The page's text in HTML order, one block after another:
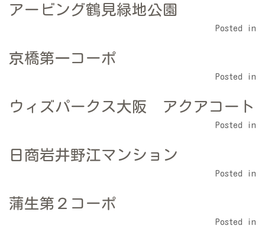
アービング鶴見緑地公園
Posted in
京橋第一コーポ
Posted in
ウィズパークス大阪 アクアコート
Posted in
日商岩井野江マンション
Posted in
蒲生第２コーポ
Posted in